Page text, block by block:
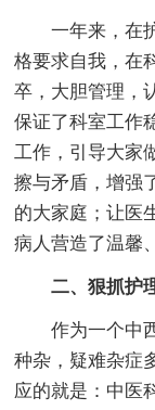
一年来，在
格要求自我，在
卒，大胆管理，
保证了科室工作
工作，引导大家
擦与矛盾，增强
的大家庭；让医
病人营造了温馨
二、狠抓护
作为一个中
种杂，疑难杂症
应的就是：中医